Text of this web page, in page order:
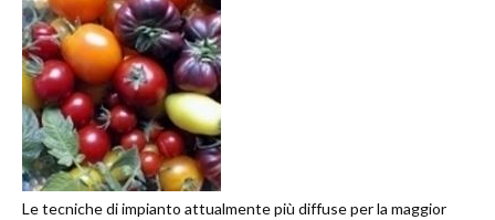
Le tecniche di impianto attualmente più diffuse per la maggior